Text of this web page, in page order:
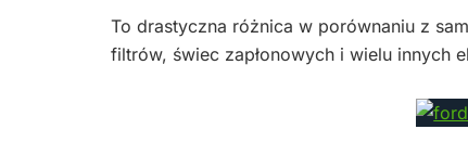
To drastyczna różnica w porównaniu z
filtrów, świec zapłonowych i wielu innych